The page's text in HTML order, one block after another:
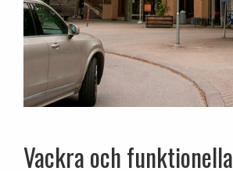
Vackra och funktionella